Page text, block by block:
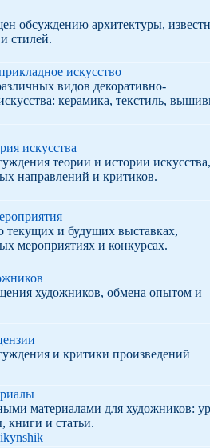
обсуждению архитектуры,
стилей.
искусство
видов декоративно-
керамика, текстиль,
искусства
теории и истории искусства,
направлений и критиков.
и будущих выставках,
мероприятиях и конкурсах.
художников, обмена опытом и
и критики произведений
материалами для художников:
книги и статьи.